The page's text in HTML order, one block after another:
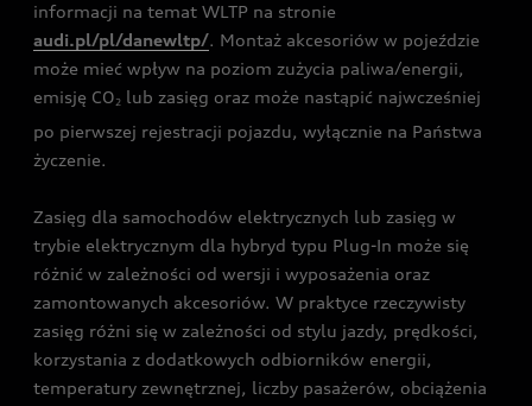
informacji na temat WLTP na stronie
audi.pl/pl/danewltp/. Montaż akcesoriów w pojeździe
może mieć wpływ na poziom zużycia paliwa/energii,
emisję CO2 lub zasięg oraz może nastąpić najwcześniej
po pierwszej rejestracji pojazdu, wyłącznie na Państwa
życzenie.
Zasięg dla samochodów elektrycznych lub zasięg w
trybie elektrycznym dla hybryd typu Plug-In może się
różnić w zależności od wersji i wyposażenia oraz
zamontowanych akcesoriów. W praktyce rzeczywisty
zasięg różni się w zależności od stylu jazdy, prędkości,
korzystania z dodatkowych odbiorników energii,
temperatury zewnętrznej, liczby pasażerów, obciążenia